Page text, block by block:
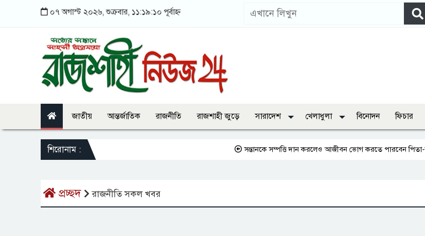
০৭ অগাস্ট ২০২৬, শুক্রবার, ১১:১৯:১০ পূর্বাহ্ন
জাতীয় আন্তর্জাতিক রাজনীতি রাজশাহী জুড়ে সারাদেশ খেলাধুলা বিনোদন ফিচার
শিরোনাম : সন্তানকে সম্পত্তি দান করলেও আজীবন ভোগ করতে পারবেন পিতা-মাতা
প্রচ্ছদ রাজনীতি সকল খবর